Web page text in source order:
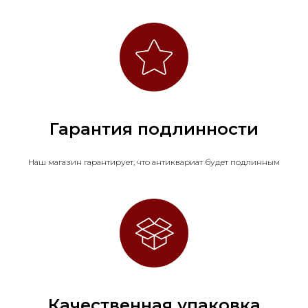
Гарантия подлинности
Наш магазин гарантирует, что антиквариат будет подлинным